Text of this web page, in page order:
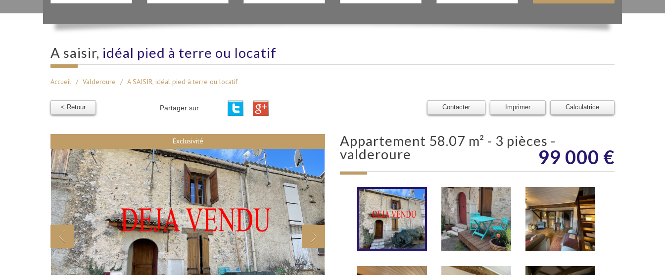
a saisir, idéal pied à terre ou locatif
Accueil Valderoure A SAISIR, idéal pied à terre ou locatif
< Retour Partager sur Contacter Imprimer Calculatrice
Exclusivité
appartement 58.07 m² - 3 pièces -
valderoure
99 000 €